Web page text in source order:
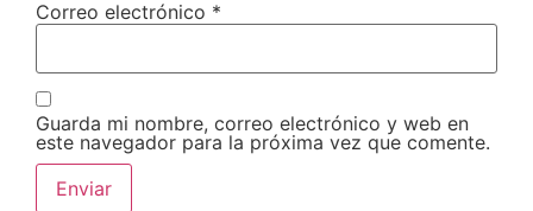
Correo electrónico *
Guarda mi nombre, correo electrónico y web en
este navegador para la próxima vez que comente.